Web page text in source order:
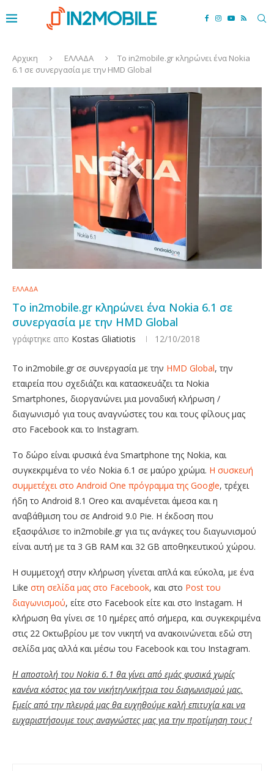
Αρχικη ΕΛΛΑΔΑ
Το in2mobile.gr κληρώνει ένα Nokia
6.1 σε συνεργασία με την HMD Global
ΕΛΛΑΔΑ
Το in2mobile.gr κληρώνει ένα Nokia 6.1 σε
συνεργασία με την HMD Global
γράφτηκε απο Kostas Gliatiotis 12/10/2018
Το in2mobile.gr σε συνεργασία με την HMD Global, την
εταιρεία που σχεδιάζει και κατασκευάζει τα Nokia
Smartphones, διοργανώνει μια μοναδική κλήρωση /
διαγωνισμό για τους αναγνώστες του και τους φίλους μας
στο Facebook και το Instagram.
Το δώρο είναι φυσικά ένα Smartphone της Nokia, και
συγκεκριμένα το νέο Nokia 6.1 σε μαύρο χρώμα. Η συσκευή
συμμετέχει στο Android One πρόγραμμα της Google, τρέχει
ήδη το Android 8.1 Oreo και αναμένεται άμεσα και η
αναβάθμιση του σε Android 9.0 Pie. Η έκδοση που
εξασφάλισε το in2mobile.gr για τις ανάγκες του διαγωνισμού
είναι αυτή με τα 3 GB RAM και 32 GB αποθηκευτικού χώρου.
Η συμμετοχή στην κλήρωση γίνεται απλά και εύκολα, με ένα
Like στη σελίδα μας στο Facebook, και στο Post του
διαγωνισμού, είτε στο Facebook είτε και στο Instagam. Η
κλήρωση θα γίνει σε 10 ημέρες από σήμερα, και συγκεκριμένα
στις 22 Οκτωβρίου με τον νικητή να ανακοινώνεται εδώ στη
σελίδα μας αλλά και μέσω του Facebook και του Instagram.
Η αποστολή του Nokia 6.1 θα γίνει από εμάς φυσικά χωρίς
κανένα κόστος για τον νικήτη/νικήτρια του διαγωνισμού μας.
Εμείς από την πλευρά μας θα ευχηθούμε καλή επιτυχία και να
ευχαριστήσουμε τους αναγνώστες μας για την προτίμηση τους !